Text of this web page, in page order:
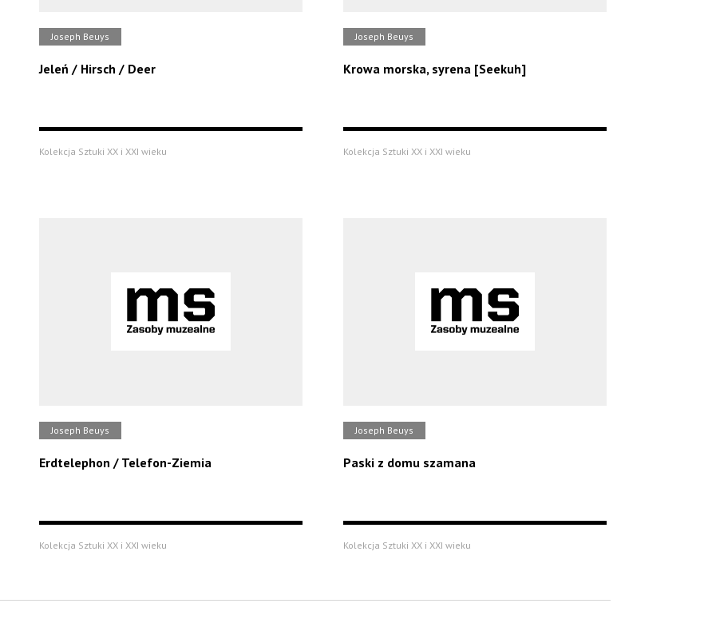
Joseph Beuys
Jeleń / Hirsch / Deer
Kolekcja Sztuki XX i XXI wieku
Joseph Beuys
Krowa morska, syrena [Seekuh]
Kolekcja Sztuki XX i XXI wieku
Joseph Beuys
Erdtelephon / Telefon-Ziemia
Kolekcja Sztuki XX i XXI wieku
Joseph Beuys
Paski z domu szamana
Kolekcja Sztuki XX i XXI wieku